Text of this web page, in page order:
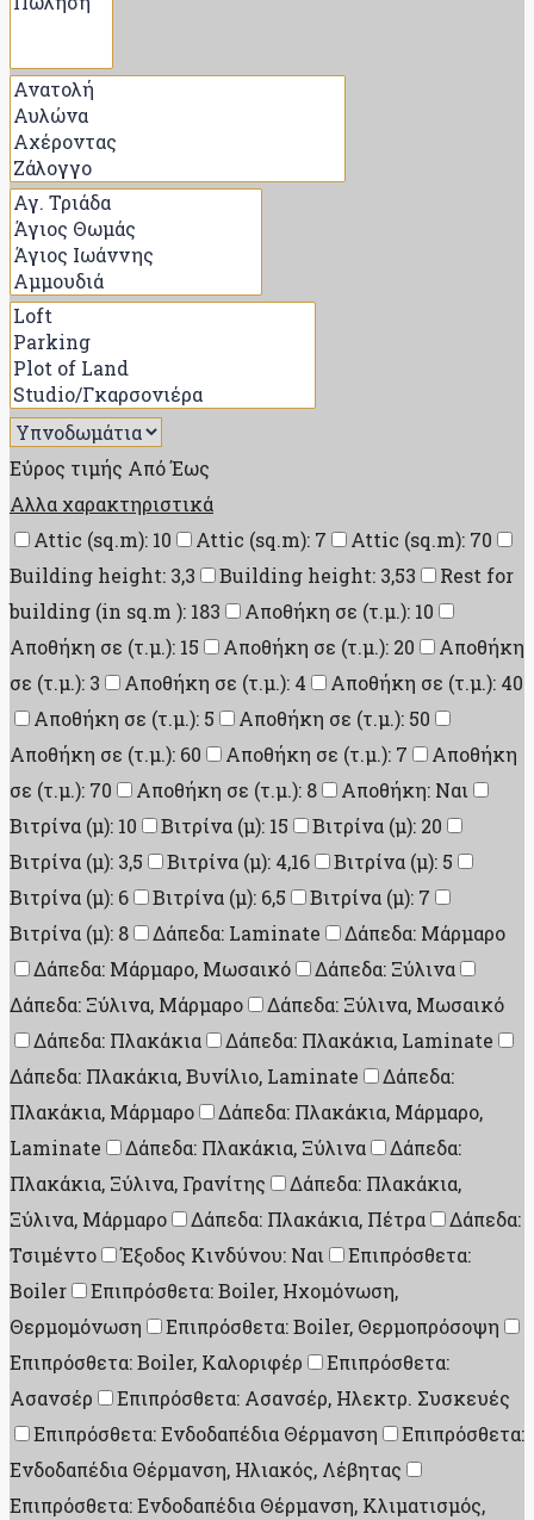
Εύρος τιμής ΑπόΈως
Αλλα χαρακτηριστικά
Attic (sq.m): 10
Attic (sq.m): 7
Attic (sq.m): 70
Building height: 3,3
Building height: 3,53
Rest for
building (in sq.m ): 183
Αποθήκη σε (τ.μ.): 10
Αποθήκη σε (τ.μ.): 15
Αποθήκη σε (τ.μ.): 20
Αποθήκη
σε (τ.μ.): 3
Αποθήκη σε (τ.μ.): 4
Αποθήκη σε (τ.μ.): 40
Αποθήκη σε (τ.μ.): 5
Αποθήκη σε (τ.μ.): 50
Αποθήκη σε (τ.μ.): 60
Αποθήκη σε (τ.μ.): 7
Αποθήκη
σε (τ.μ.): 70
Αποθήκη σε (τ.μ.): 8
Αποθήκη: Ναι
Βιτρίνα (μ): 10
Βιτρίνα (μ): 15
Βιτρίνα (μ): 20
Βιτρίνα (μ): 3,5
Βιτρίνα (μ): 4,16
Βιτρίνα (μ): 5
Βιτρίνα (μ): 6
Βιτρίνα (μ): 6,5
Βιτρίνα (μ): 7
Βιτρίνα (μ): 8
Δάπεδα: Laminate
Δάπεδα: Μάρμαρο
Δάπεδα: Μάρμαρο, Μωσαικό
Δάπεδα: Ξύλινα
Δάπεδα: Ξύλινα, Μάρμαρο
Δάπεδα: Ξύλινα, Μωσαικό
Δάπεδα: Πλακάκια
Δάπεδα: Πλακάκια, Laminate
Δάπεδα: Πλακάκια, Βυνίλιο, Laminate
Δάπεδα:
Πλακάκια, Μάρμαρο
Δάπεδα: Πλακάκια, Μάρμαρο,
Laminate
Δάπεδα: Πλακάκια, Ξύλινα
Δάπεδα:
Πλακάκια, Ξύλινα, Γρανίτης
Δάπεδα: Πλακάκια,
Ξύλινα, Μάρμαρο
Δάπεδα: Πλακάκια, Πέτρα
Δάπεδα:
Τσιμέντο
Έξοδος Κινδύνου: Ναι
Επιπρόσθετα:
Boiler
Επιπρόσθετα: Boiler, Ηχομόνωση,
Θερμομόνωση
Επιπρόσθετα: Boiler, Θερμοπρόσοψη
Επιπρόσθετα: Boiler, Καλοριφέρ
Επιπρόσθετα:
Ασανσέρ
Επιπρόσθετα: Ασανσέρ, Ηλεκτρ. Συσκευές
Επιπρόσθετα: Ενδοδαπέδια Θέρμανση
Επιπρόσθετα:
Ενδοδαπέδια Θέρμανση, Ηλιακός, Λέβητας
Επιπρόσθετα: Ενδοδαπέδια Θέρμανση, Κλιματισμός,